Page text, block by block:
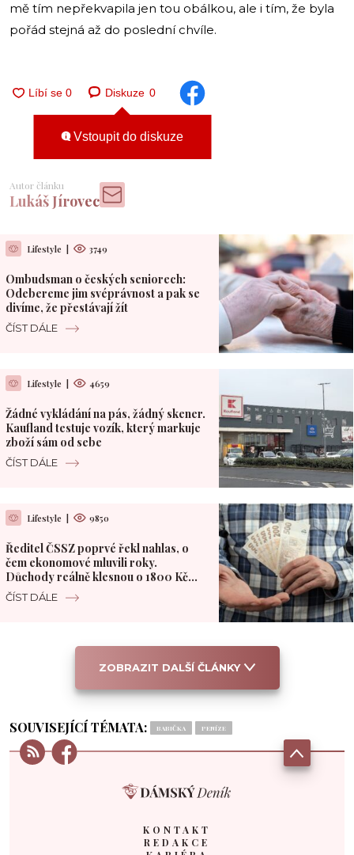
mě tím nepřekvapila jen tou obálkou, ale i tím, že byla
pořád stejná až do poslední chvíle.
Diskuze 0
Vstoupit do diskuze
Autor článku
Lukáš Jírovec
Lifestyle 3749
Ombudsman o českých seniorech:
Odebereme jim svéprávnost a pak se
divíme, že přestávají žít
ČÍST DÁLE
Lifestyle 4659
Žádné vykládání na pás, žádný skener.
Kaufland testuje vozík, který markuje
zboží sám od sebe
ČÍST DÁLE
Lifestyle 9850
Ředitel ČSSZ poprvé řekl nahlas, o
čem ekonomové mluvili roky.
Důchody reálně klesnou o 1800 Kč
měsíčně
ČÍST DÁLE
ZOBRAZIT DALŠÍ ČLÁNKY
SOUVISEJÍCÍ TÉMATA: BABIČKA PENÍZE
KONTAKT
REDAKCE